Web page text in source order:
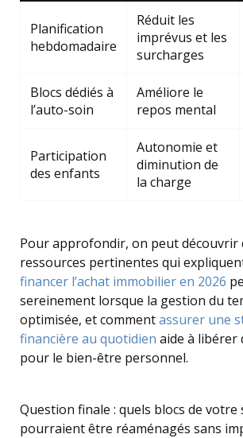
Planification
hebdomadaire
Réduit les
imprévus et les
surcharges
Blocs dédiés à
l’auto-soin
Améliore le
repos mental
Participation
des enfants
Autonomie et
diminution de
la charge
Pour approfondir, on peut découvrir
ressources pertinentes qui
financer l’achat immobilier en 2026
sereinement lorsque la gestion du
optimisée, et commentassurer une
financière au quotidien aide à libérer
pour le bien-être personnel.
Question finale : quels blocs de votre
pourraient être réaménagés sans